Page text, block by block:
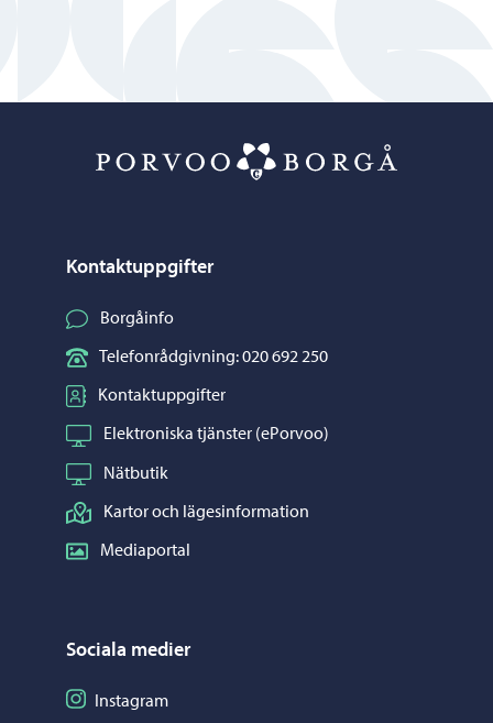
Kontaktuppgifter
Borgåinfo
Telefonrådgivning: 020 692 250
Kontaktuppgifter
Elektroniska tjänster (ePorvoo)
Nätbutik
Kartor och lägesinformation
Mediaportal
Sociala medier
Följ på Instagram
Instagram